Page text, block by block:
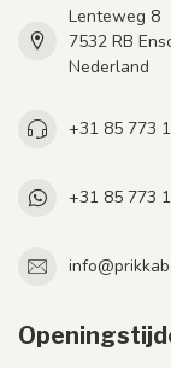
Lenteweg 8
7532 RB
Nederland
+31 85 773
+31 85 773